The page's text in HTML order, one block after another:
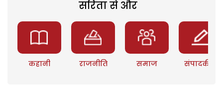
सरिता से और
कहानी राजनीति समाज संपादकीय